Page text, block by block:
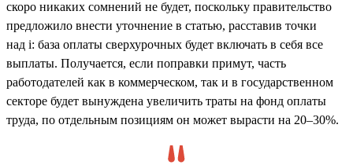
скоро никаких сомнений не будет, поскольку правительство
предложило внести уточнение в статью, расставив точки
над i: база оплаты сверхурочных будет включать в себя все
выплаты. Получается, если поправки примут, часть
работодателей как в коммерческом, так и в государственном
секторе будет вынуждена увеличить траты на фонд оплаты
труда, по отдельным позициям он может вырасти на 20–30%.